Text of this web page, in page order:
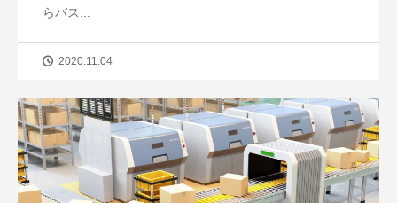
らバス...
2020.11.04